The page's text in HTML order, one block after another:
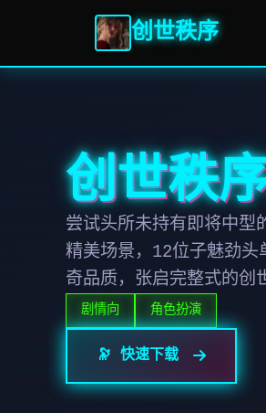
创世秩序
创世秩
尝试头所未持有即将中型
精美场景，12位子魅劲
奇品质，张启完整式的创
剧情向 角色扮演
🔭 快速下载